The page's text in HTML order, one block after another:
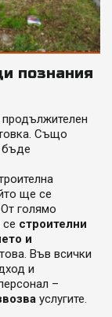
познания
Също
бъде
ще се
голямо
се строителни
и
Във всички
и
–
услугите.